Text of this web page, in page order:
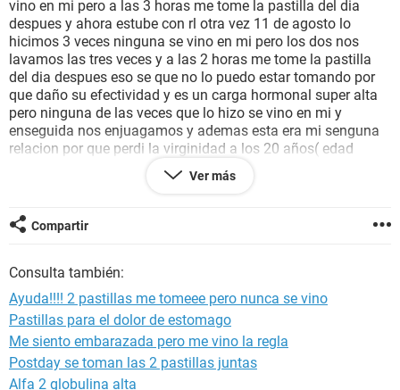
SEXUALIDAD
GLOSARIO
vino en mi pero a las 3 horas me tome la pastilla del dia
despues y ahora estube con rl otra vez 11 de agosto lo
hicimos 3 veces ninguna se vino en mi pero los dos nos
lavamos las tres veces y a las 2 horas me tome la pastilla
del dia despues eso se que no lo puedo estar tomando por
que daño su efectividad y es un carga hormonal super alta
pero ninguna de las veces que lo hizo se vino en mi y
enseguida nos enjuagamos y ademas esta era mi senguna
relacion por que perdi la virginidad a los 20 años( edad
atual) pero igual ya se que tengo que ir a planificar con el
ginecologo y que el me diga wue anticompseptivo puedo
mi regla es super irregular. Entonces quiero daber si puedo
quedar embarazada ?igual estoy en mis dia infertiles de el
llegado la regla por que no se cumplen los 30 dias aun
Ver más
Compartir
Consulta también:
Ayuda!!!! 2 pastillas me tomeee pero nunca se vino
Pastillas para el dolor de estomago
Me siento embarazada pero me vino la regla
Postday se toman las 2 pastillas juntas
Alfa 2 globulina alta